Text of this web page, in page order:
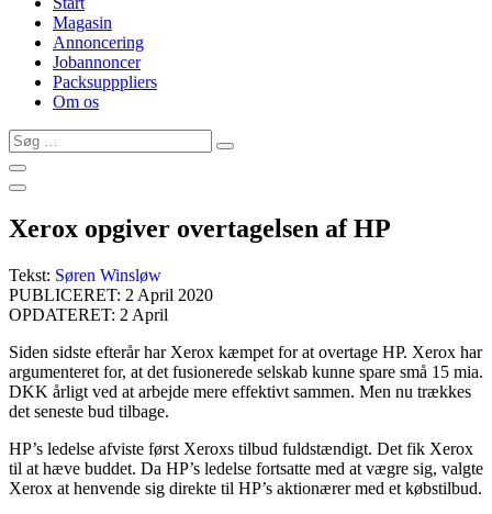
Magasin
Annoncering
Jobannoncer
Packsupppliers
Om os
Søg
…
Xerox opgiver overtagelsen af HP
Tekst: Søren Winsløw
PUBLICERET: 2 April 2020
OPDATERET: 2 April
Siden sidste efterår har Xerox kæmpet for at overtage HP. Xerox har
argumenteret for, at det fusionerede selskab kunne spare små 15 mia.
DKK årligt ved at arbejde mere effektivt sammen. Men nu trækkes
det seneste bud tilbage.
HP’s ledelse afviste først Xeroxs tilbud fuldstændigt. Det fik Xerox
til at hæve buddet. Da HP’s ledelse fortsatte med at vægre sig, valgte
Xerox at henvende sig direkte til HP’s aktionærer med et købstilbud.